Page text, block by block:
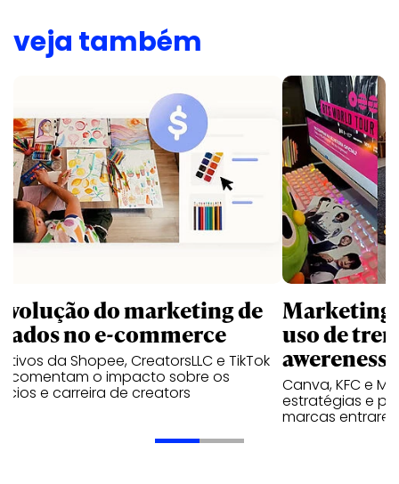
veja também
do marketing de
no e-commerce
da Shopee, CreatorsLLC e TikTok
comentam o impacto sobre os
e carreira de creators
Marketing
uso de
awereness
Canva, KFC e
estratégias e
marcas